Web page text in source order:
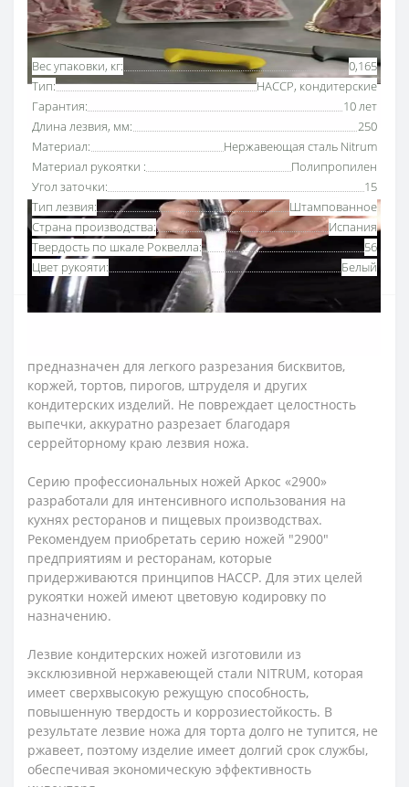
Основные характеристики Все характеристики
Вес упаковки, кг:
0,165
Тип:
HACCP, кондитерские
Гарантия:
10 лет
Длина лезвия, мм:
250
Материал:
Нержавеющая сталь Nitrum
Материал рукоятки :
Полипропилен
Угол заточки:
15
Тип лезвия:
Штампованное
Страна производства:
Испания
Твердость по шкале Роквелла:
56
Цвет рукояти:
Белый
предназначен для легкого разрезания бисквитов,
коржей, тортов, пирогов, штруделя и других
кондитерских изделий. Не повреждает целостность
выпечки, аккуратно разрезает благодаря
серрейторному краю лезвия ножа.
Серию профессиональных ножей Аркос «2900»
разработали для интенсивного использования на
кухнях ресторанов и пищевых производствах.
Рекомендуем приобретать серию ножей "2900"
предприятиям и ресторанам, которые
придерживаются принципов HACCP. Для этих целей
рукоятки ножей имеют цветовую кодировку по
назначению.
Лезвие кондитерских ножей изготовили из
эксклюзивной нержавеющей стали NITRUM, которая
имеет сверхвысокую режущую способность,
повышенную твердость и коррозиестойкость. В
результате лезвие ножа для торта долго не тупится, не
ржавеет, поэтому изделие имеет долгий срок службы,
обеспечивая экономическую эффективность